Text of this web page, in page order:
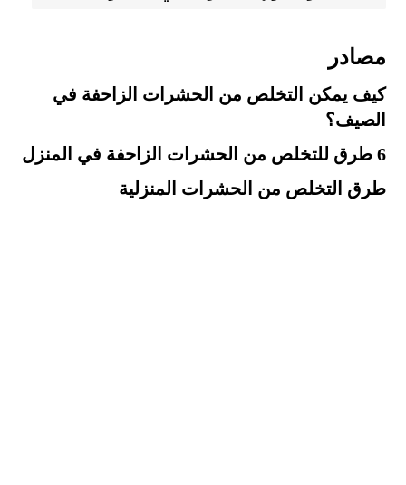
مصادر
كيف يمكن التخلص من الحشرات الزاحفة في
الصيف؟
6 طرق للتخلص من الحشرات الزاحفة في المنزل
طرق التخلص من الحشرات المنزلية